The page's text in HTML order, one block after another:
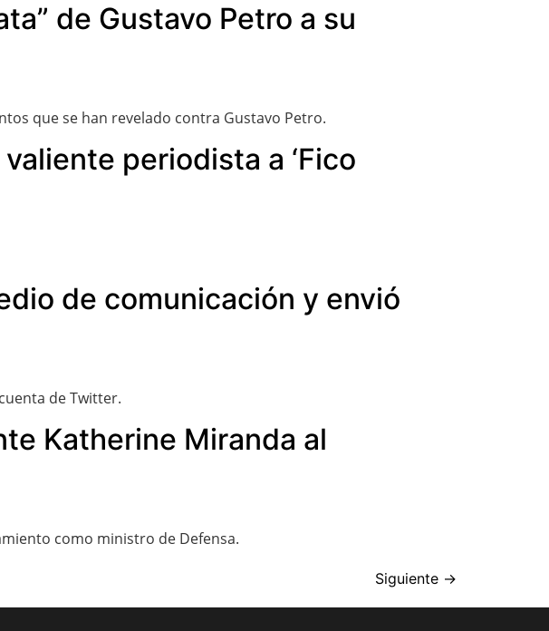
de Gustavo Petro a su
que se han revelado contra Gustavo Petro.
periodista a ‘Fico
de comunicación y envió
de Twitter.
Katherine Miranda al
como ministro de Defensa.
Siguiente →